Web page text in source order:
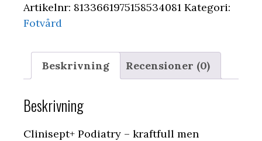
Artikelnr: 8133661975158534081 Kategori:
Fotvård
Beskrivning Recensioner (0)
Beskrivning
Clinisept+ Podiatry – kraftfull men